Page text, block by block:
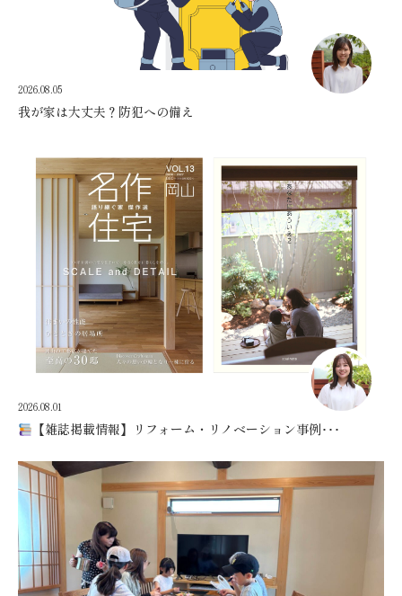
2026.08.05
我が家は大丈夫？防犯への備え
2026.08.01
【雑誌掲載情報】リフォーム・リノベーション事例･･･